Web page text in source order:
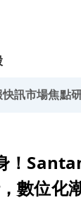
快訊市場焦點
！
數位化